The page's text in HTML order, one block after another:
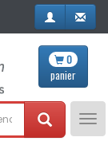
0
panier